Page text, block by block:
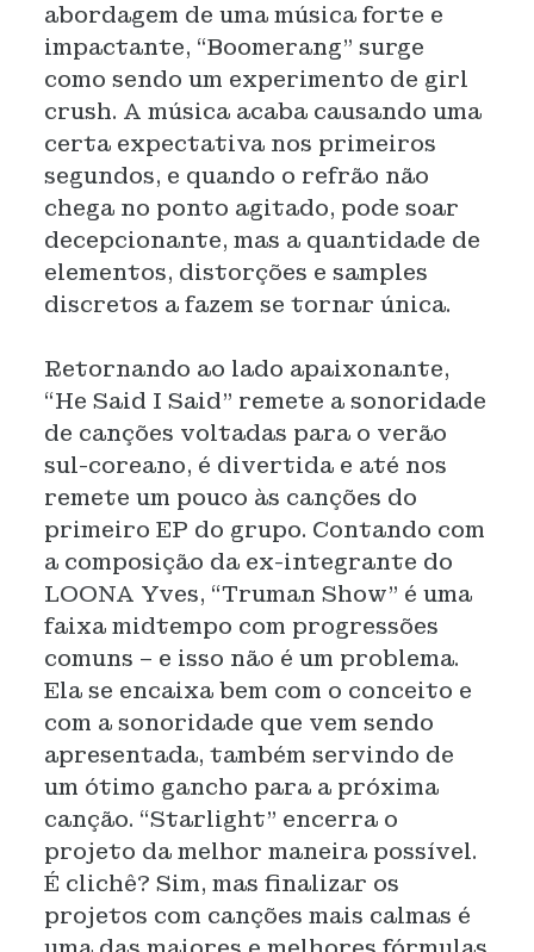
abordagem de uma música forte e
impactante, “Boomerang” surge
como sendo um experimento de girl
crush. A música acaba causando uma
certa expectativa nos primeiros
segundos, e quando o refrão não
chega no ponto agitado, pode soar
decepcionante, mas a quantidade de
elementos, distorções e samples
discretos a fazem se tornar única.
Retornando ao lado apaixonante,
“He Said I Said” remete a sonoridade
de canções voltadas para o verão
sul-coreano, é divertida e até nos
remete um pouco às canções do
primeiro EP do grupo. Contando com
a composição da ex-integrante do
LOONA Yves, “Truman Show” é uma
faixa midtempo com progressões
comuns – e isso não é um problema.
Ela se encaixa bem com o conceito e
com a sonoridade que vem sendo
apresentada, também servindo de
um ótimo gancho para a próxima
canção. “Starlight” encerra o
projeto da melhor maneira possível.
É clichê? Sim, mas finalizar os
projetos com canções mais calmas é